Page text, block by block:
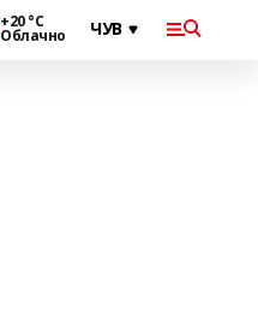
+20 °С
Облачно